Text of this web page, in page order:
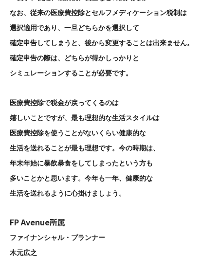
なお、従来の医療費控除とセルフメディケーション税制は
選択適用であり、一旦どちらかを選択して
確定申告してしまうと、後から変更することは出来ません。
確定申告の際は、どちらが得かしっかりと
シミュレーションすることが必要です。
医療費控除で税金が戻ってくるのは
嬉しいことですが、最も理想的な生活スタイルは
医療費控除を使うことがないくらい健康的な
生活を送れることが最も理想です。今の時期は、
年末年始に暴飲暴食をしてしまったという方も
多いことかと思います。今年も一年、健康的な
生活を送れるように心掛けましょう。
FP Avenue所属
ファイナンシャル・プランナー
木元広之